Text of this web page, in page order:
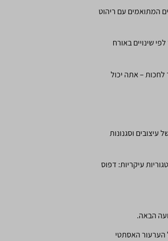
המתואמים עם ריהוט
שינויים באורח
לחכות – אתה יכול
וסגנונות
עיקריות: דפוס
הבאה.
הערעור האסתטי